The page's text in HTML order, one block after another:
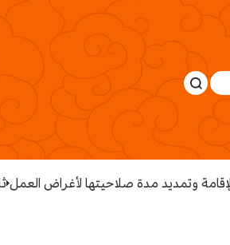
وتمديد مدة صلاحيتها لأغراض العمل